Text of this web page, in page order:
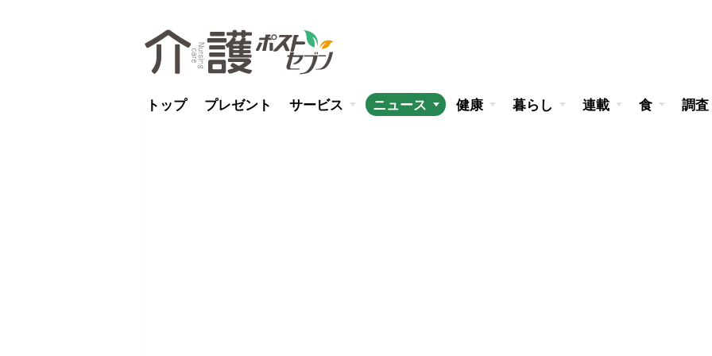
トップ プレゼント サービス ニュース 健康 暮らし 連載 食 調査